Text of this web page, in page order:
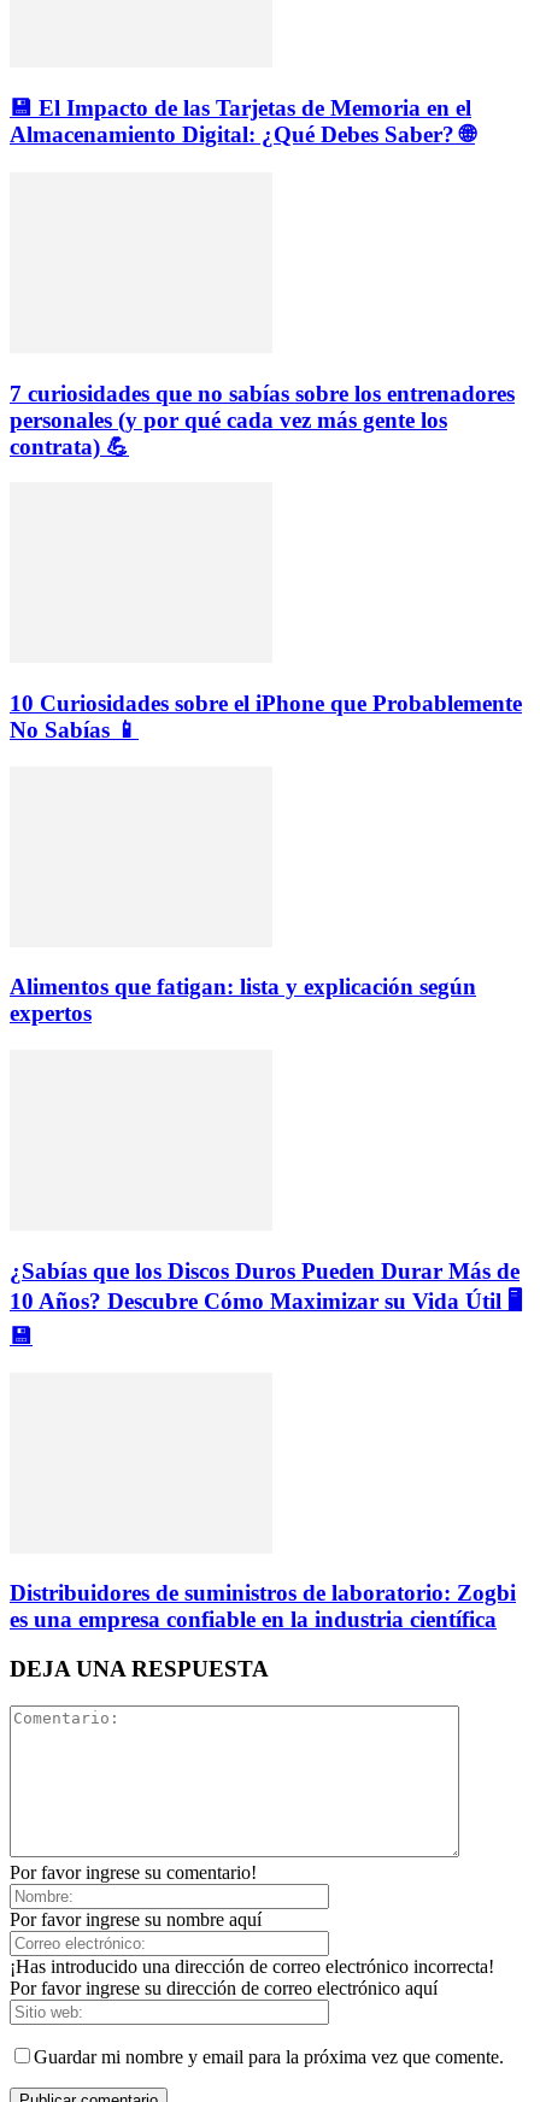
💾 El Impacto de las Tarjetas de Memoria en el
Almacenamiento Digital: ¿Qué Debes Saber? 🌐
7 curiosidades que no sabías sobre los entrenadores
personales (y por qué cada vez más gente los
contrata) 💪
10 Curiosidades sobre el iPhone que Probablemente
No Sabías 📱
Alimentos que fatigan: lista y explicación según
expertos
¿Sabías que los Discos Duros Pueden Durar Más de
10 Años? Descubre Cómo Maximizar su Vida Útil 🖥️
💾
Distribuidores de suministros de laboratorio: Zogbi
es una empresa confiable en la industria científica
DEJA UNA RESPUESTA
Por favor ingrese su comentario!
Por favor ingrese su nombre aquí
¡Has introducido una dirección de correo electrónico incorrecta!
Por favor ingrese su dirección de correo electrónico aquí
Guardar mi nombre y email para la próxima vez que comente.